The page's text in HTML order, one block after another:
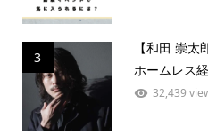
3
【和田 崇
ホームレス
32,439